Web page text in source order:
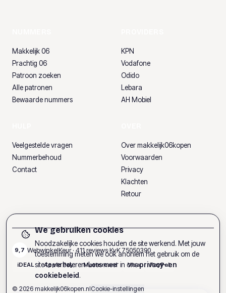
Makkelijk 06
Prachtig 06
Patroon zoeken
Alle patronen
Bewaarde nummers
KPN
Vodafone
Odido
Lebara
AH Mobiel
Veelgestelde vragen
Nummerbehoud
Contact
Over makkelijk06kopen
Voorwaarden
Privacy
Klachten
Retour
9,7 WebwinkelKeur · 411reviews·KvK75050390
iDEAL Apple Pay Mastercard Visa PayPal
© 2026 makkelijk06kopen.nlCookie-instellingen
We gebruiken cookies
Noodzakelijke cookies houden de site werkend. Met jouw
toestemming meten we ook anoniem het gebruik om de
site te verbeteren. Lees meer in onsprivacy- en
cookiebeleid.